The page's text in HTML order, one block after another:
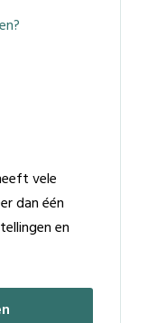
vele
dan één
en